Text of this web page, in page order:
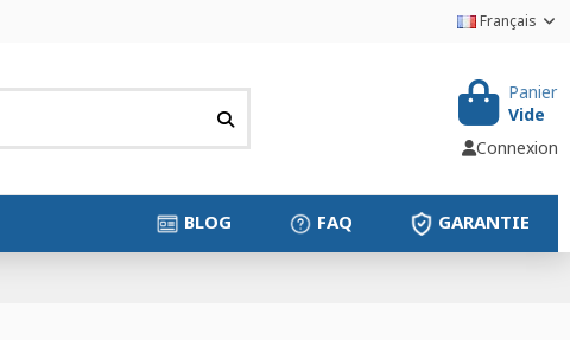
Français
Panier
Vide
Connexion
GARANTIE
FAQ
BLOG